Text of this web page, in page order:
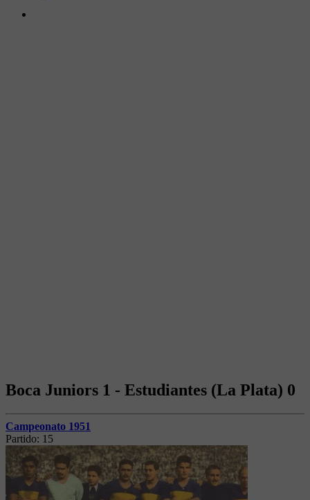
Boca Juniors 1 - Estudiantes (La Plata) 0
Campeonato 1951
Partido: 15